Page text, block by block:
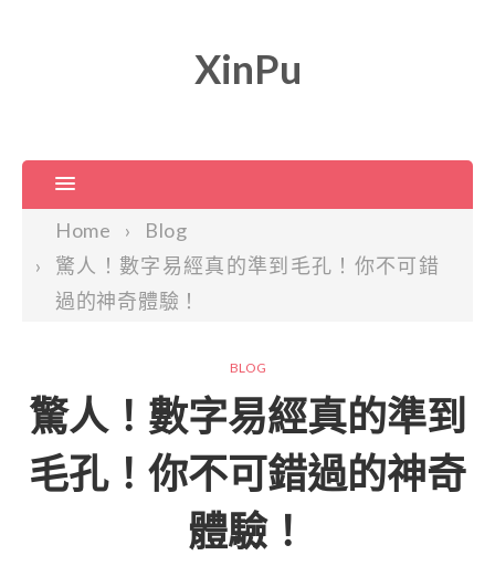
XinPu
Home
Blog
驚人！數字易經真的準到毛孔！你不可錯
過的神奇體驗！
BLOG
驚人！數字易經真的準到
毛孔！你不可錯過的神奇
體驗！